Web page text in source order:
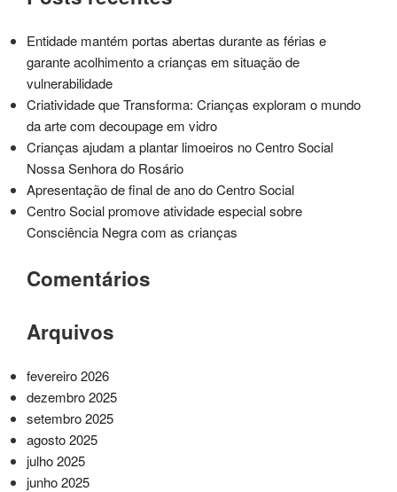
Entidade mantém portas abertas durante as férias e
garante acolhimento a crianças em situação de
vulnerabilidade
Criatividade que Transforma: Crianças exploram o mundo
da arte com decoupage em vidro
Crianças ajudam a plantar limoeiros no Centro Social
Nossa Senhora do Rosário
Apresentação de final de ano do Centro Social
Centro Social promove atividade especial sobre
Consciência Negra com as crianças
Comentários
Arquivos
fevereiro 2026
dezembro 2025
setembro 2025
agosto 2025
julho 2025
junho 2025